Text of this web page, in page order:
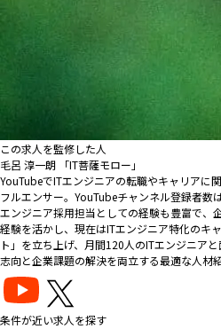
この求人を監修した人
毛呂 淳一朗 「IT菩薩モロー」
YouTubeでITエンジニアの転職やキャリアに
フルエンサー。YouTubeチャンネル登録者数
エンジニア採用担当としての経験も豊富で、
経験を活かし、現在はITエンジニア特化のキ
ト」を立ち上げ、月間120人のITエンジニア
志向と企業課題の解決を両立する最適な人材
条件が近い求人を探す